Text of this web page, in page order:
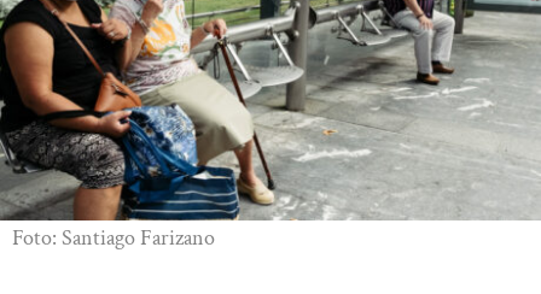
Foto: Santiago Farizano